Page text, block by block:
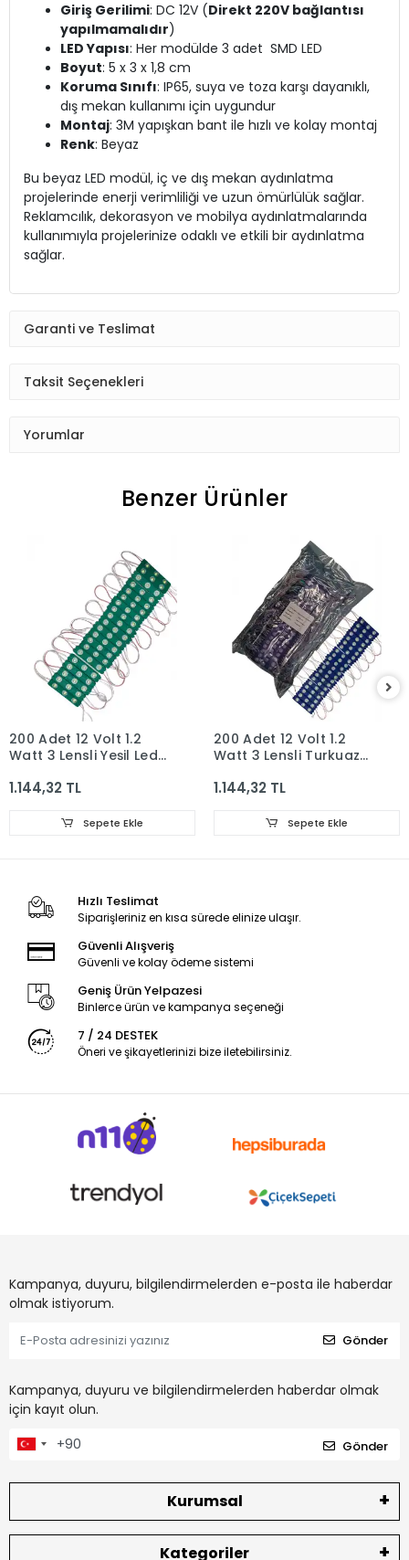
Giriş Gerilimi: DC 12V (Direkt 220V bağlantısı
yapılmamalıdır)
LED Yapısı: Her modülde 3 adet SMD LED
Boyut: 5 x 3 x 1,8 cm
Koruma Sınıfı: IP65, suya ve toza karşı dayanıklı,
dış mekan kullanımı için uygundur
Montaj: 3M yapışkan bant ile hızlı ve kolay montaj
Renk: Beyaz
Bu beyaz LED modül, iç ve dış mekan aydınlatma
projelerinde enerji verimliliği ve uzun ömürlülük sağlar.
Reklamcılık, dekorasyon ve mobilya aydınlatmalarında
kullanımıyla projelerinize odaklı ve etkili bir aydınlatma
sağlar.
Garanti ve Teslimat
Taksit Seçenekleri
Yorumlar
Benzer Ürünler
200 Adet 12 Volt 1.2
Watt 3 Lensli Yeşil Led
1.144,32 TL
Sepete Ekle
200 Adet 12 Volt 1.2
Watt 3 Lensli Turkuaz
1.144,32 TL
Sepete Ekle
Hızlı Teslimat
Siparişleriniz en kısa sürede elinize ulaşır.
Güvenli Alışveriş
Güvenli ve kolay ödeme sistemi
Geniş Ürün Yelpazesi
Binlerce ürün ve kampanya seçeneği
7 / 24 DESTEK
Öneri ve şikayetlerinizi bize iletebilirsiniz.
Kampanya, duyuru, bilgilendirmelerden e-posta ile haberdar
olmak istiyorum.
Gönder
Kampanya, duyuru ve bilgilendirmelerden haberdar olmak
için kayıt olun.
Gönder
Kurumsal
Kategoriler